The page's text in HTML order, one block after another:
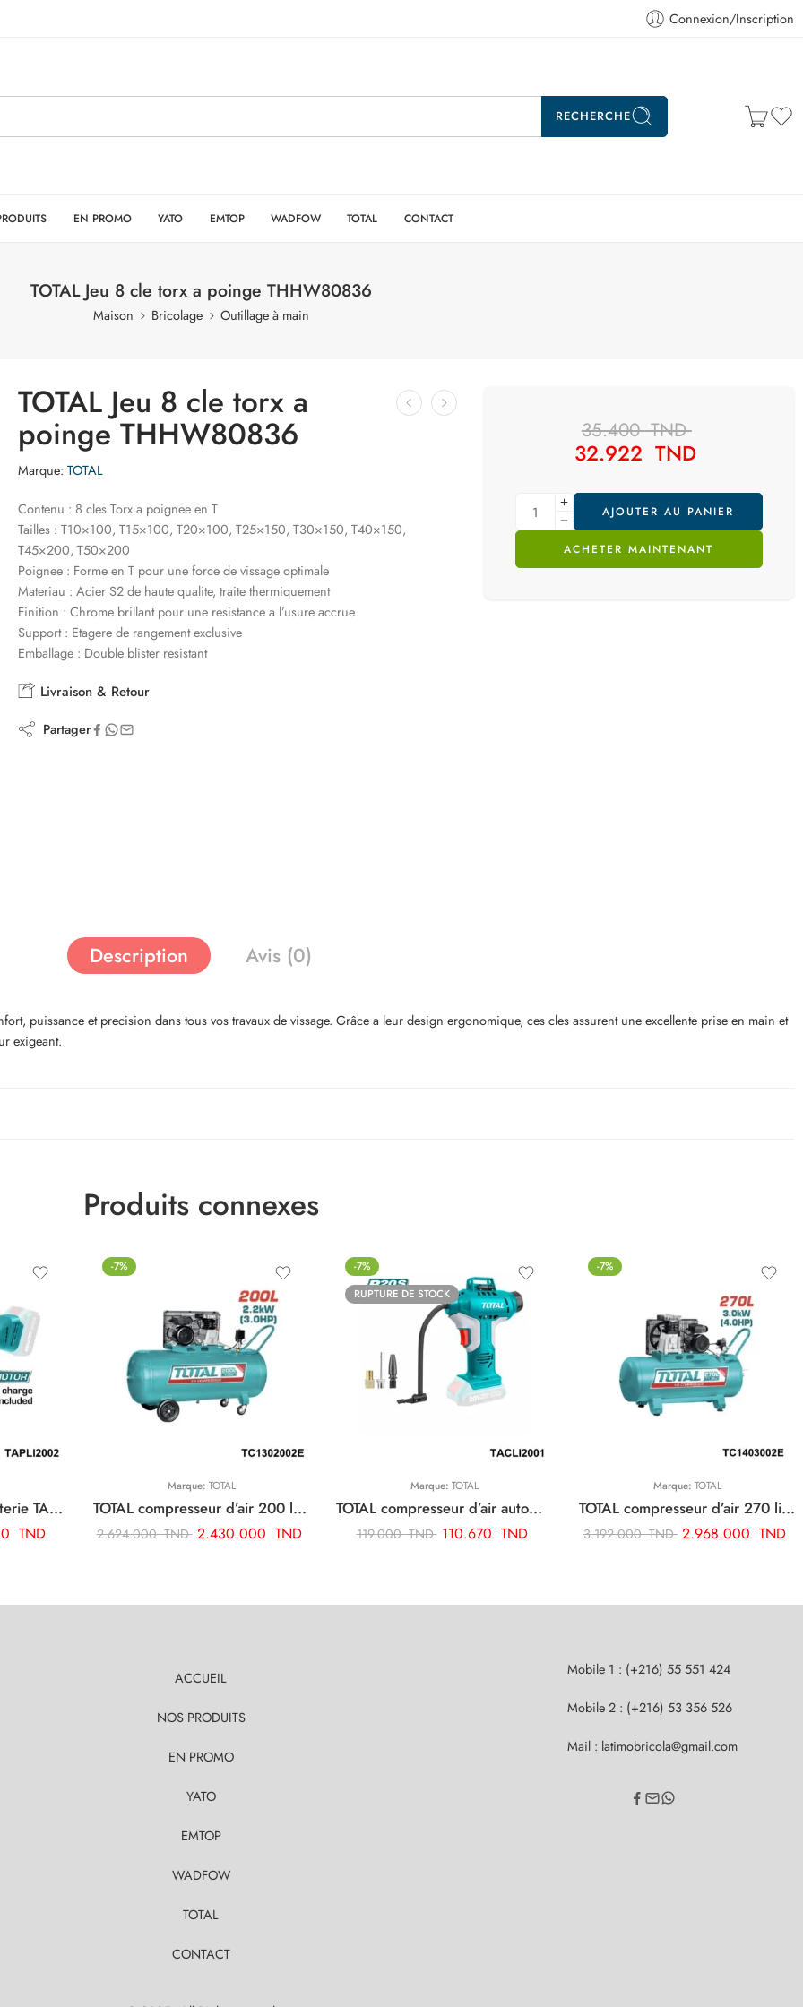
Connexion/Inscription
RECHERCHE
EN PROMO YATO EMTOP WADFOW TOTAL CONTACT
TOTAL Jeu 8 cle torx a poinge THHW80836
Maison Bricolage Outillage à main
TOTAL Jeu 8 cle torx a
poinge THHW80836
Marque: TOTAL
Contenu : 8 cles Torx a poignee en T
Tailles : T10×100, T15×100, T20×100, T25×150, T30×150, T40×150,
T45×200, T50×200
Poignee : Forme en T pour une force de vissage optimale
Materiau : Acier S2 de haute qualite, traite thermiquement
Finition : Chrome brillant pour une resistance a l’usure accrue
Support : Etagere de rangement exclusive
Emballage : Double blister resistant
Livraison & Retour
Partager
35.400TND
32.922 TND
AJOUTER AU PANIER
ACHETER MAINTENANT
Description Avis (0)
puissance et precision dans tous vos travaux de vissage. Grâce a leur design ergonomique, ces cles assurent une excellente prise en main et
exigeant.
Produits connexes
TOTAL polisseuse a batterie TAPLI2002
TND
-7%
Marque: TOTAL
TOTAL compresseur d’air 200 litre 220v monophase TC1302002E
2.624.000TND 2.430.000 TND
-7%
RUPTURE DE STOCK
Marque: TOTAL
TOTAL compresseur d’air automatique sans fil TACLI2001
119.000TND 110.670 TND
-7%
Marque: TOTAL
TOTAL compresseur d’air 270 litre TC1403002E
3.192.000TND 2.968.000 TND
ACCUEIL
NOS PRODUITS
EN PROMO
YATO
EMTOP
WADFOW
TOTAL
CONTACT
Mobile 1 : (+216) 55 551 424
Mobile 2 : (+216) 53 356 526
Mail : latimobricola@gmail.com